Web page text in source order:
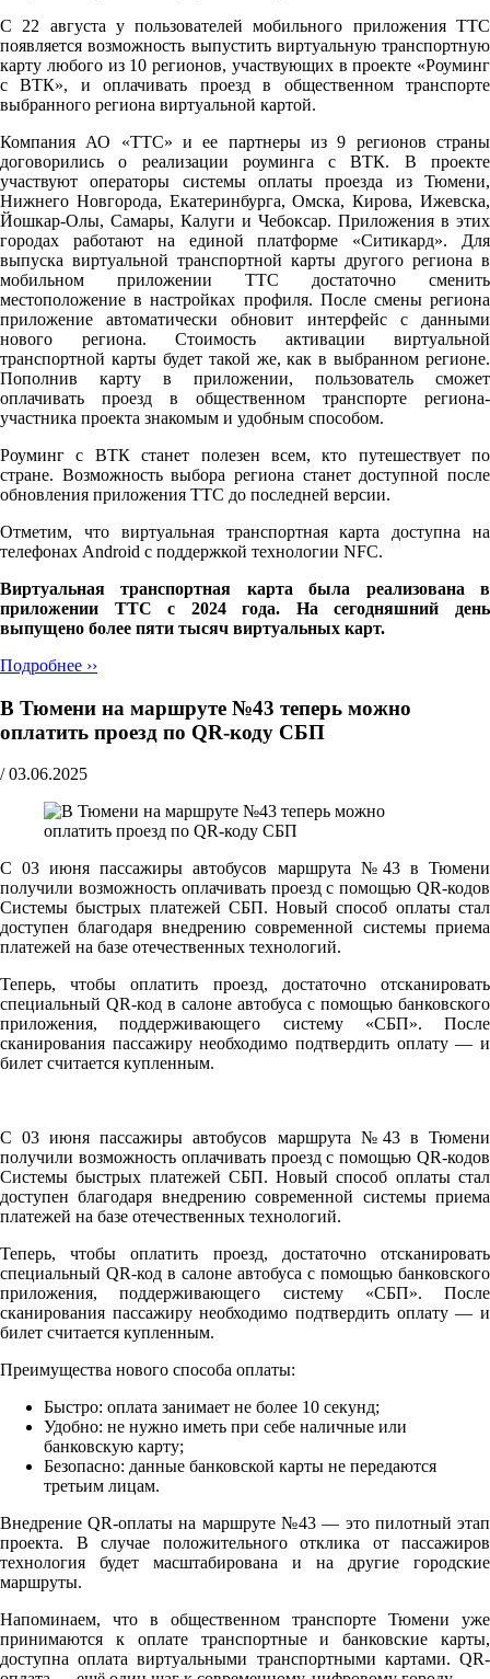
С 22 августа у пользователей мобильного приложения ТТС
появляется возможность выпустить виртуальную транспортную
карту любого из 10 регионов, участвующих в проекте «Роуминг
с ВТК», и оплачивать проезд в общественном транспорте
выбранного региона виртуальной картой.
Компания АО «ТТС» и ее партнеры из 9 регионов страны
договорились о реализации роуминга с ВТК. В проекте
участвуют операторы системы оплаты проезда из Тюмени,
Нижнего Новгорода, Екатеринбурга, Омска, Кирова, Ижевска,
Йошкар-Олы, Самары, Калуги и Чебоксар. Приложения в этих
городах работают на единой платформе «Ситикард». Для
выпуска виртуальной транспортной карты другого региона в
мобильном приложении ТТС достаточно сменить
местоположение в настройках профиля. После смены региона
приложение автоматически обновит интерфейс с данными
нового региона. Стоимость активации виртуальной
транспортной карты будет такой же, как в выбранном регионе.
Пополнив карту в приложении, пользователь сможет
оплачивать проезд в общественном транспорте региона-
участника проекта знакомым и удобным способом.
Роуминг с ВТК станет полезен всем, кто путешествует по
стране. Возможность выбора региона станет доступной после
обновления приложения ТТС до последней версии.
Отметим, что виртуальная транспортная карта доступна на
телефонах Android с поддержкой технологии NFC.
Виртуальная транспортная карта была реализована в
приложении ТТС с 2024 года. На сегодняшний день
выпущено более пяти тысяч виртуальных карт.
Подробнее ››
В Тюмени на маршруте №43 теперь можно
оплатить проезд по QR-коду СБП
/ 03.06.2025
С 03 июня пассажиры автобусов маршрута №43 в Тюмени
получили возможность оплачивать проезд с помощью QR-кодов
Системы быстрых платежей СБП. Новый способ оплаты стал
доступен благодаря внедрению современной системы приема
платежей на базе отечественных технологий.
Теперь, чтобы оплатить проезд, достаточно отсканировать
специальный QR-код в салоне автобуса с помощью банковского
приложения, поддерживающего систему «СБП». После
сканирования пассажиру необходимо подтвердить оплату — и
билет считается купленным.
С 03 июня пассажиры автобусов маршрута №43 в Тюмени
получили возможность оплачивать проезд с помощью QR-кодов
Системы быстрых платежей СБП. Новый способ оплаты стал
доступен благодаря внедрению современной системы приема
платежей на базе отечественных технологий.
Теперь, чтобы оплатить проезд, достаточно отсканировать
специальный QR-код в салоне автобуса с помощью банковского
приложения, поддерживающего систему «СБП». После
сканирования пассажиру необходимо подтвердить оплату — и
билет считается купленным.
Преимущества нового способа оплаты:
Быстро: оплата занимает не более 10 секунд;
Удобно: не нужно иметь при себе наличные или
банковскую карту;
Безопасно: данные банковской карты не передаются
третьим лицам.
Внедрение QR-оплаты на маршруте №43 — это пилотный этап
проекта. В случае положительного отклика от пассажиров
технология будет масштабирована и на другие городские
маршруты.
Напоминаем, что в общественном транспорте Тюмени уже
принимаются к оплате транспортные и банковские карты,
доступна оплата виртуальными транспортными картами. QR-